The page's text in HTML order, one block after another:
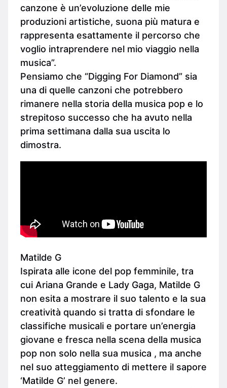
canzone è un’evoluzione delle mie
produzioni artistiche, suona più matura e
rappresenta esattamente il percorso che
voglio intraprendere nel mio viaggio nella
musica”.
Pensiamo che “Digging For Diamond” sia
una di quelle canzoni che potrebbero
rimanere nella storia della musica pop e lo
strepitoso successo che ha avuto nella
prima settimana dalla sua uscita lo
dimostra.
Matilde G
Ispirata alle icone del pop femminile, tra
cui Ariana Grande e Lady Gaga, Matilde G
non esita a mostrare il suo talento e la sua
creatività quando si tratta di sfondare le
classifiche musicali e portare un’energia
giovane e fresca nella scena della musica
pop non solo nella sua musica , ma anche
nel suo atteggiamento di mettere il sapore
‘Matilde G’ nel genere.